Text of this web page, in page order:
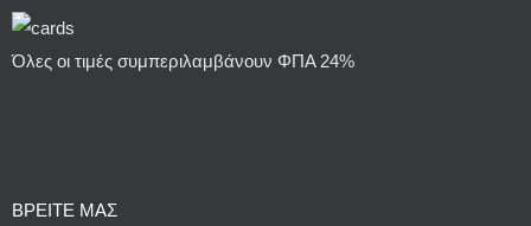
Όλες οι τιμές συμπεριλαμβάνουν ΦΠΑ 24%
ΒΡΕΙΤΕ ΜΑΣ